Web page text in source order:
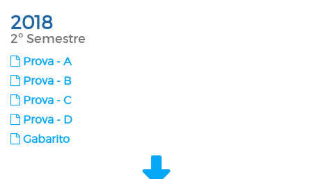
2018
2º Semestre
Prova - A
Prova - B
Prova - C
Prova - D
Gabarito